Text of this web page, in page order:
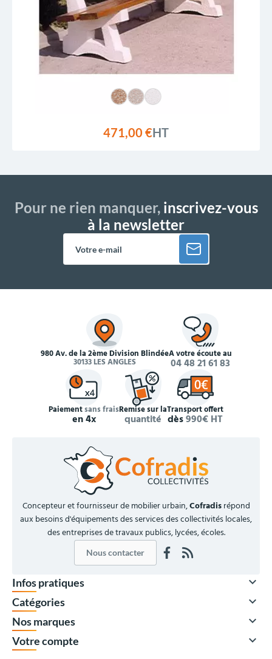
471,00 €HT
Pour ne rien manquer,inscrivez-vous
à la newsletter
980 Av. de la 2ème Division Blindée
30133 LES ANGLES
À votre écoute au
04 48 21 61 83
Paiementsans frais
en 4x
Remise sur la
quantité
Transport offert
dès990€ HT
Concepteur et fournisseur de mobilier urbain,Cofradisrépond
aux besoins d'équipements des services des collectivités locales,
des entreprises de travaux publics, lycées, écoles.
Nous contacter
Infos pratiques 
Catégories 
Nos marques 
Votre compte 